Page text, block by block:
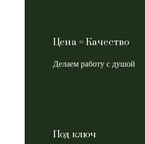
Цена = Качество
Делаем работу с душой
Под ключ